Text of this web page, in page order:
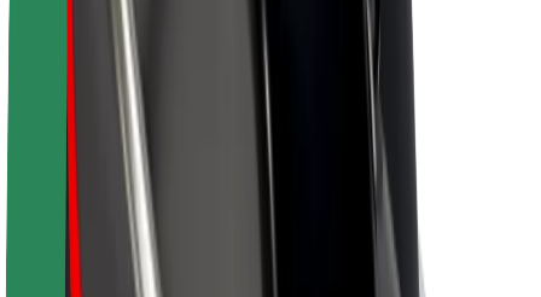
İnvestorlarla əlaqələr
Rəhbərlik
Brend
Media
Urban Fondu
Təhlükəsizlik
Sərnişin təhlükəsizliyi